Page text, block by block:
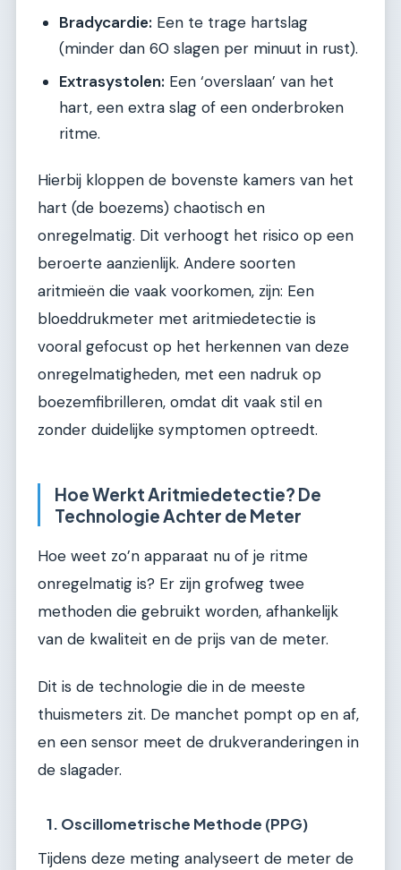
Bradycardie: Een te trage hartslag
(minder dan 60 slagen per minuut in rust).
Extrasystolen: Een ‘overslaan’ van het
hart, een extra slag of een onderbroken
ritme.
Hierbij kloppen de bovenste kamers van het
hart (de boezems) chaotisch en
onregelmatig. Dit verhoogt het risico op een
beroerte aanzienlijk. Andere soorten
aritmieën die vaak voorkomen, zijn: Een
bloeddrukmeter met aritmiedetectie is
vooral gefocust op het herkennen van deze
onregelmatigheden, met een nadruk op
boezemfibrilleren, omdat dit vaak stil en
zonder duidelijke symptomen optreedt.
Hoe Werkt Aritmiedetectie? De
Technologie Achter de Meter
Hoe weet zo’n apparaat nu of je ritme
onregelmatig is? Er zijn grofweg twee
methoden die gebruikt worden, afhankelijk
van de kwaliteit en de prijs van de meter.
Dit is de technologie die in de meeste
thuismeters zit. De manchet pompt op en af,
en een sensor meet de drukveranderingen in
de slagader.
1. Oscillometrische Methode (PPG)
Tijdens deze meting analyseert de meter de